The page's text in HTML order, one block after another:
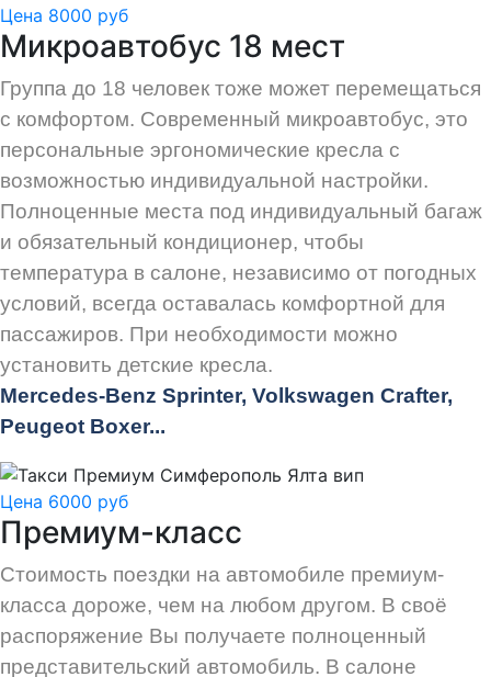
Цена 8000 руб
Микроавтобус 18 мест
Группа до 18 человек тоже может перемещаться
с комфортом. Современный микроавтобус, это
персональные эргономические кресла с
возможностью индивидуальной настройки.
Полноценные места под индивидуальный багаж
и обязательный кондиционер, чтобы
температура в салоне, независимо от погодных
условий, всегда оставалась комфортной для
пассажиров. При необходимости можно
установить детские кресла.
Mercedes-Benz Sprinter, Volkswagen Crafter,
Peugeot Boxer...
Цена 6000 руб
Премиум-класс
Стоимость поездки на автомобиле премиум-
класса дороже, чем на любом другом. В своё
распоряжение Вы получаете полноценный
представительский автомобиль. В салоне